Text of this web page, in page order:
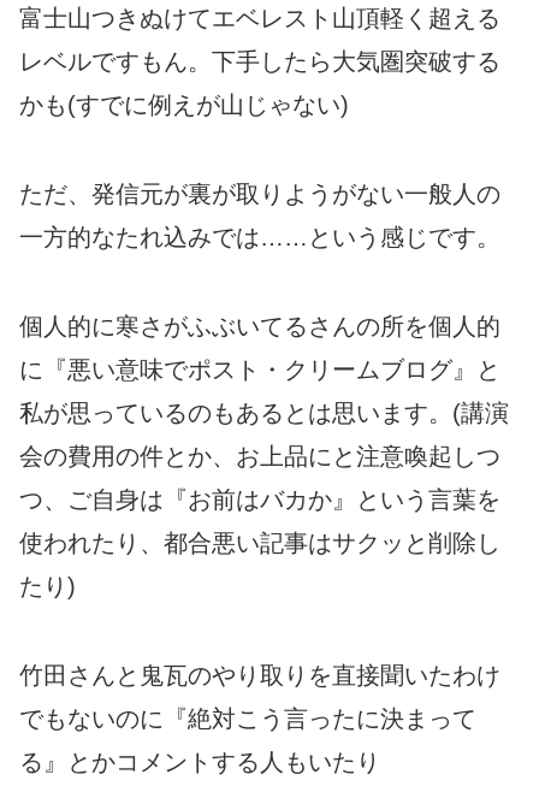
富士山つきぬけてエベレスト山頂軽く超える
レベルですもん。下手したら大気圏突破する
かも(すでに例えが山じゃない)
ただ、発信元が裏が取りようがない一般人の
一方的なたれ込みでは……という感じです。
個人的に寒さがふぶいてるさんの所を個人的
に『悪い意味でポスト・クリームブログ』と
私が思っているのもあるとは思います。(講演
会の費用の件とか、お上品にと注意喚起しつ
つ、ご自身は『お前はバカか』という言葉を
使われたり、都合悪い記事はサクッと削除し
たり)
竹田さんと鬼瓦のやり取りを直接聞いたわけ
でもないのに『絶対こう言ったに決まって
る』とかコメントする人もいたり